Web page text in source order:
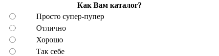
Как Вам каталог?
Просто супер-пупер
Отлично
Хорошо
Так себе